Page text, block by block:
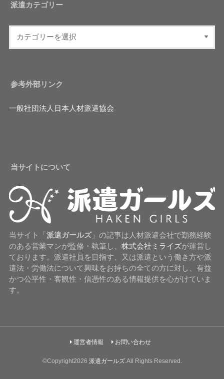
派遣カテゴリー
参考外部リンク
一般社団法人日本人材派遣協会
当サイトについて
当サイト「 派遣ガールズ」の記事は人材派遣会社で勤務経験
のある営業マンが監修・執筆し、 株式会社ミライズが運営し
ております。派遣社員を目指す、又は派遣という働き方や派
遣法・労働法について興味をお持ちの全ての方に対し、有益
かつ公平性・客観性・信憑性のある情報提供を心がけていま
す。
運営者情報 お問い合わせ
©Copyright2026 派遣ガールズ.All Rights Reserved.